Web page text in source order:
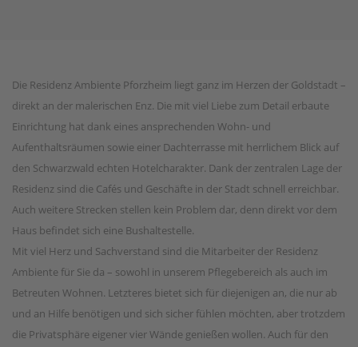
Die Residenz Ambiente Pforzheim liegt ganz im Herzen der Goldstadt –
direkt an der malerischen Enz. Die mit viel Liebe zum Detail erbaute
Einrichtung hat dank eines ansprechenden Wohn- und
Aufenthaltsräumen sowie einer Dachterrasse mit herrlichem Blick auf
den Schwarzwald echten Hotelcharakter. Dank der zentralen Lage der
Residenz sind die Cafés und Geschäfte in der Stadt schnell erreichbar.
Auch weitere Strecken stellen kein Problem dar, denn direkt vor dem
Haus befindet sich eine Bushaltestelle.
Mit viel Herz und Sachverstand sind die Mitarbeiter der Residenz
Ambiente für Sie da – sowohl in unserem Pflegebereich als auch im
Betreuten Wohnen. Letzteres bietet sich für diejenigen an, die nur ab
und an Hilfe benötigen und sich sicher fühlen möchten, aber trotzdem
die Privatsphäre eigener vier Wände genießen wollen. Auch für den